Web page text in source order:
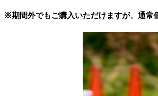
※期間外でもご購入いただけますが、通常